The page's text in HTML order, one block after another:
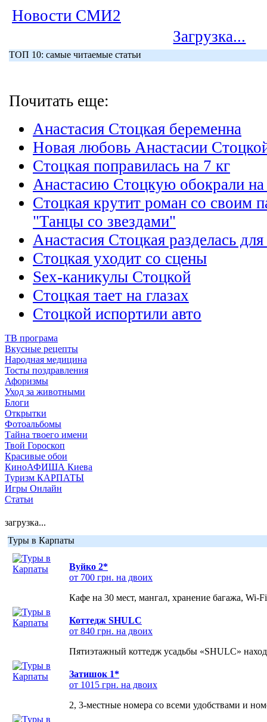
Новости СМИ2
Загрузка...
ТОП 10: самые читаемые статьи
Почитать еще:
Анастасия Стоцкая беременна
Новая любовь Анастасии
Стоцкая поправилась на 7 кг
Анастасию Стоцкую обокрали
Стоцкая крутит роман со своим
"Танцы со звездами"
Анастасия Стоцкая разделась
Стоцкая уходит со сцены
Sex-каникулы Стоцкой
Стоцкая тает на глазах
Стоцкой испортили авто
ТВ програма
Вкусные рецепты
Народная медицина
Тосты поздравления
Афоризмы
Уход за животными
Блоги
Открытки
Фотоальбомы
Тайна твоего имени
Твой Гороскоп
Красивые обои
КиноАФИША Киева
Туризм КАРПАТЫ
Игры Онлайн
Статьи
загрузка...
Туры в Карпаты
Вуйко 2*
от 700 грн. на двоих
Кафе на 30 мест, мангал, хранение багажа, Wi-
Коттедж SHULC
от 840 грн. на двоих
Пятиэтажный коттедж усадьбы «SHULC»
Затишок 1*
от 1015 грн. на двоих
2, 3-местные номера со всеми удобствами и